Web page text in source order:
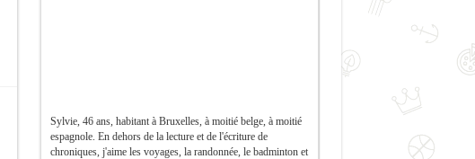
Sylvie, 46 ans, habitant à Bruxelles, à moitié belge, à moitié
espagnole. En dehors de la lecture et de l'écriture de
chroniques, j'aime les voyages, la randonnée, le badminton et